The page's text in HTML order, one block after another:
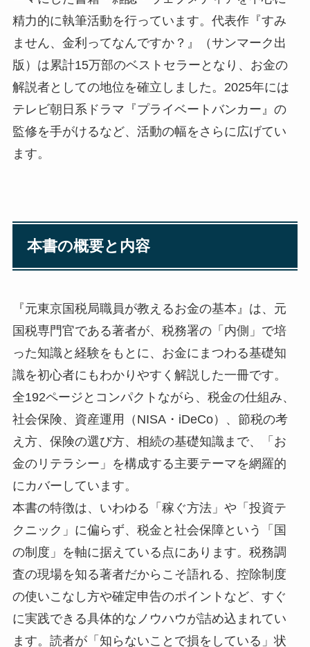
精力的に執筆活動を行っています。代表作『すみ
ません、金利ってなんですか？』（サンマーク出
版）は累計15万部のベストセラーとなり、お金の
解説者としての地位を確立しました。2025年には
テレビ朝日系ドラマ『プライベートバンカー』の
監修を手がけるなど、活動の幅をさらに広げてい
ます。
本書の概要と内容
『元東京国税局職員が教えるお金の基本』は、元
国税専門官である著者が、税務署の「内側」で培
った知識と経験をもとに、お金にまつわる基礎知
識を初心者にもわかりやすく解説した一冊です。
全192ページとコンパクトながら、税金の仕組み、
社会保険、資産運用（NISA・iDeCo）、節税の考
え方、保険の選び方、相続の基礎知識まで、「お
金のリテラシー」を構成する主要テーマを網羅的
にカバーしています。
本書の特徴は、いわゆる「稼ぐ方法」や「投資テ
クニック」に偏らず、税金と社会保障という「国
の制度」を軸に据えている点にあります。税務調
査の現場を知る著者だからこそ語れる、控除制度
の使いこなし方や確定申告のポイントなど、すぐ
に実践できる具体的なノウハウが詰め込まれてい
ます。読者が「知らないことで損をしている」状